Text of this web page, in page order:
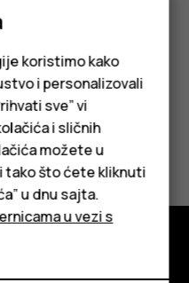
koristimo kako
i personalizovali
sve” vi
i sličnih
možete u
tako što ćete kliknuti
u dnu sajta.
u vezi s